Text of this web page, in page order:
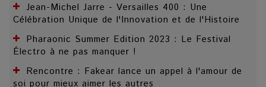
Jean-Michel Jarre - Versailles 400 : Une
Célébration Unique de l'Innovation et de l'Histoire
Pharaonic Summer Edition 2023 : Le Festival
Électro à ne pas manquer !
Rencontre : Fakear lance un appel à l'amour de
soi pour mieux aimer les autres